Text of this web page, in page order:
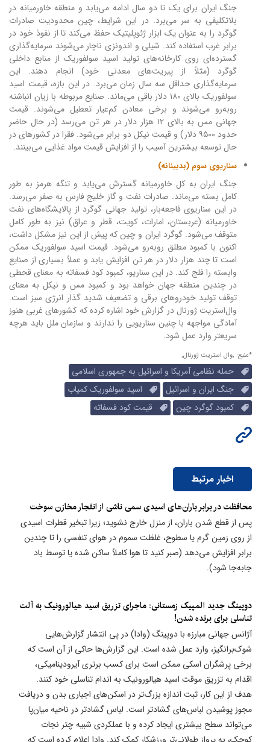
جنگ ایران برای یک تا دو سال ادامه می‌یابد و منطقه خاورمیانه در
بلاتکلیفی به سر می‌برد. در این شرایط، چین محدودیت صادرات
گوگرد را به عنوان یک ابزار ژئوپلیتیک حفظ می‌کند تا از نفوذ خود در
برابر غرب استفاده کند. شیلی و اندونزی ناچار می‌شوند سرمایه‌گذاری
گسترده‌ای روی کارخانه‌های تولید اسید سولفوریک از منابع داخلی
گوگرد (مثلاً از پیریت‌های معدنی خود) انجام دهند. این
سرمایه‌گذاری حداقل سه سال زمان می‌برد. در این بازه، قیمت اسید
سولفوریک بالای ۱۸۰ دلار باقی می‌ماند. صنایع مربوطه با زیان انباشته
روبه‌رو می‌شوند و برخی معادن کم‌عیار تعطیل می‌شوند. قیمت
جهانی مس به بالای ۱۲ هزار دلار در هر تن می‌رسد (در حال حاضر
حدود ۹۵۰۰ دلار) و قیمت نیکل دو برابر می‌شود. فقرا در کشورهای در
حال توسعه بیشترین آسیب را از افزایش قیمت مواد غذایی می‌بینند.
سناریوی سوم (بدبینانه)
جنگ ایران به کل خاورمیانه گسترش می‌یابد و تنگه هرمز به طور
کامل بسته می‌ماند. صادرات نفت و گاز خلیج فارس به صفر می‌رسد.
در این سناریوی فاجعه‌بار، تولید جهانی گوگرد از پالایشگاه‌های نفت
خاورمیانه (عربستان، امارات، کویت، قطر و عراق) نیز به طور کامل
متوقف می‌شود. گوگرد ایران و چین که پیش از این نیز مشکل داشت،
اکنون با کمبود مطلق روبه‌رو می‌شود. قیمت اسید سولفوریک ممکن
است تا چند هزار دلار در هر تن افزایش یابد و عملاً بسیاری از صنایع
وابسته را فلج کند. در این سناریو، کمبود کود فسفاته به معنای قحطی
در چندین منطقه جهان خواهد بود و کمبود مس و نیکل به معنای
توقف تولید خودروهای برقی و تضعیف شدید گذار انرژی سبز است.
وال‌استریت ژورنال در گزارش خود اشاره کرده که کشورهای غربی هنوز
آمادگی مواجهه با چنین سناریویی را ندارند و سازمان ملل باید هرچه
سریعتر وارد عمل شود.
*منبع: ,وال استریت ژورنال,
حمله نظامی آمریکا و اسرائیل به جمهوری اسلامی
جنگ ایران و اسرائیل
اسید سولفوریک کمیاب
کمبود گوگرد چین
قیمت کود فسفاته
اخبار مرتبط
محافظت در برابر باران‌های اسیدی سمی ناشی از انفجار مخازن سوخت
پس از قطع شدن باران، از منزل خارج نشوید؛ زیرا تبخیر قطرات اسیدی
از روی زمین گرم یا سطوح، غلظت سموم در هوای تنفسی را تا چندین
برابر افزایش می‌دهد (صبر کنید تا هوا کاملاً ساکن شده یا توسط باد
جابه‌جا شود).
دوپینگ جدید المپیک زمستانی: ماجرای تزریق اسید هیالورونیک به آلت
تناسلی برای برنده شدن!
آژانس جهانی مبارزه با دوپینگ (وادا) در پی انتشار گزارش‌هایی
شوک‌برانگیز، وارد عمل شده است. این گزارش‌ها حاکی از آن است که
برخی پرشگران اسکی ممکن است برای کسب برتری آیرودینامیکی،
اقدام به تزریق موقت اسید هیالورونیک به اندام تناسلی خود کنند.
هدف از این کار، ثبت اندازه بزرگ‌تر در اسکن‌های اجباری بدن و دریافت
مجوز پوشیدن لباس‌های گشادتر است. لباس گشادتر در ناحیه میان‌پا
می‌تواند سطح بیشتری ایجاد کرده و با عملکردی شبیه چتر نجات
کوچک، به پرواز طولانی‌تر ورزشکار کمک کند. وادا اعلام کرده است که